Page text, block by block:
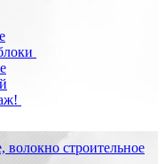
строительное